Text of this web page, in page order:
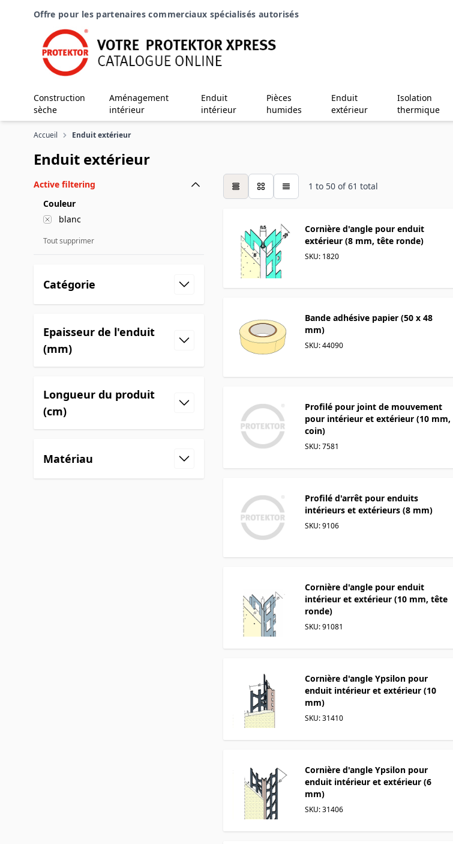
Offre pour les partenaires commerciaux spécialisés autorisés
Construction
sèche
Aménagement
intérieur
Enduit
intérieur
Pièces
humides
Enduit
extérieur
Isolation
thermique
Accueil Enduit extérieur
Enduit extérieur
Active filtering
Couleur
blanc
Tout supprimer
Catégorie
Epaisseur de l'enduit
(mm)
Longueur du produit
(cm)
Matériau
1 to 50 of61 total
table
Cornière d'angle pour enduit
extérieur (8 mm, tête ronde)
SKU: 1820
Bande adhésive papier (50 x 48
mm)
SKU: 44090
Profilé pour joint de mouvement
pour intérieur et extérieur (10 mm,
coin)
SKU: 7581
Profilé d'arrêt pour enduits
intérieurs et extérieurs (8 mm)
SKU: 9106
Cornière d'angle pour enduit
intérieur et extérieur (10 mm, tête
ronde)
SKU: 91081
Cornière d'angle Ypsilon pour
enduit intérieur et extérieur (10
mm)
SKU: 31410
Cornière d'angle Ypsilon pour
enduit intérieur et extérieur (6
mm)
SKU: 31406